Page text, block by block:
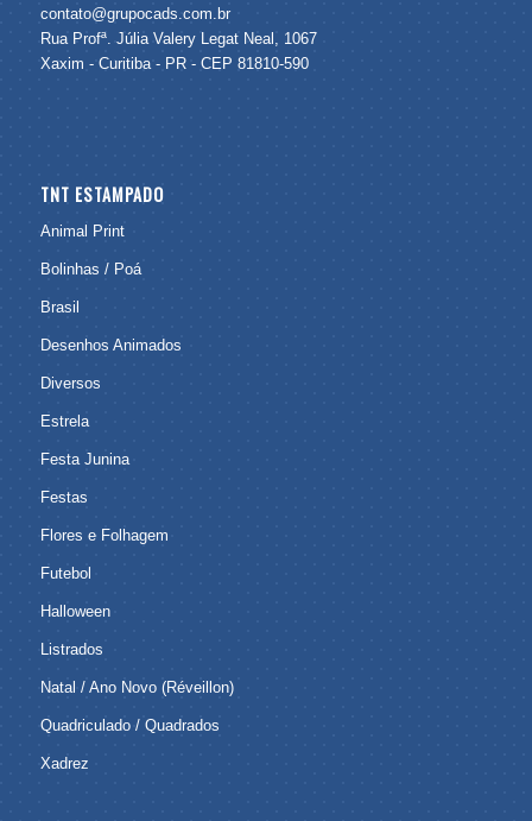
contato@grupocads.com.br
Rua Profª. Júlia Valery Legat Neal, 1067
Xaxim - Curitiba - PR - CEP 81810-590
TNT ESTAMPADO
Animal Print
Bolinhas / Poá
Brasil
Desenhos Animados
Diversos
Estrela
Festa Junina
Festas
Flores e Folhagem
Futebol
Halloween
Listrados
Natal / Ano Novo (Réveillon)
Quadriculado / Quadrados
Xadrez